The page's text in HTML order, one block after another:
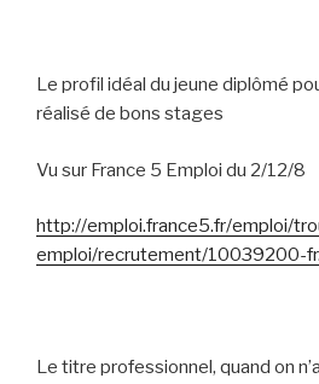
Le profil idéal du jeune diplômé
réalisé de bons stages
Vu sur France 5 Emploi du 2/12/8
http://emploi.france5.fr/emploi/
emploi/recrutement/10039200-
Le titre professionnel, quand on